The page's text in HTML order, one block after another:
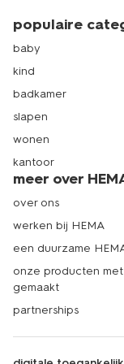
populaire
baby
kind
badkamer
slapen
wonen
kantoor
meer over
over ons
werken bij HEMA
een duurzame
onze producten
gemaakt
partnerships